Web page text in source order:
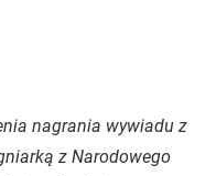
nagrania wywiadu z
z Narodowego